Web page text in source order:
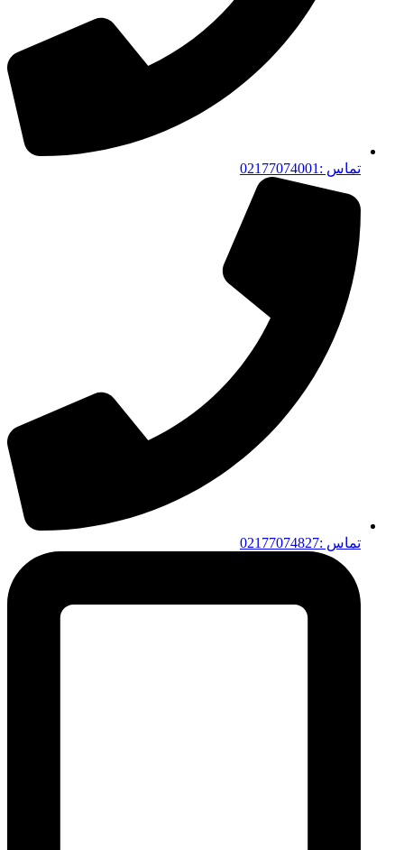
تماس :02177074001
تماس :02177074827